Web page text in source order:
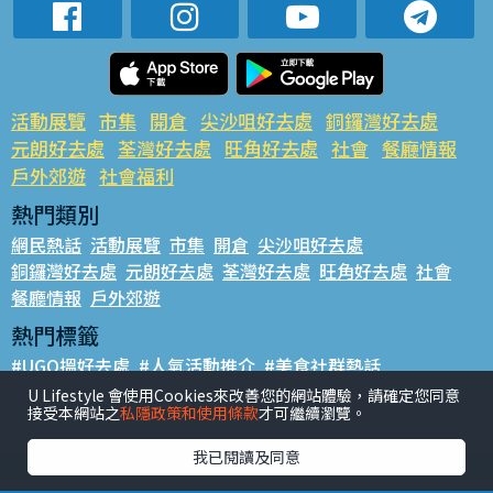
活動展覽 市集 開倉 尖沙咀好去處 銅鑼灣好去處
元朗好去處 荃灣好去處 旺角好去處 社會 餐廳情報
戶外郊遊 社會福利
熱門類別
網民熱話 活動展覽 市集 開倉 尖沙咀好去處
銅鑼灣好去處 元朗好去處 荃灣好去處 旺角好去處 社會
餐廳情報 戶外郊遊
熱門標籤
#UGO搵好去處 #人氣活動推介 #美食社群熱話
#親子玩樂好去處 #ULifestyle應用程式 #限時搶
#UJetso禮物放送 #ULifestyle商戶中心 #著數
香港經濟日報版權所有©2026
U Lifestyle 會使用Cookies來改善您的網站體驗，請確定您同意
接受本網站之私隱政策和使用條款才可繼續瀏覽。
我已閱讀及同意